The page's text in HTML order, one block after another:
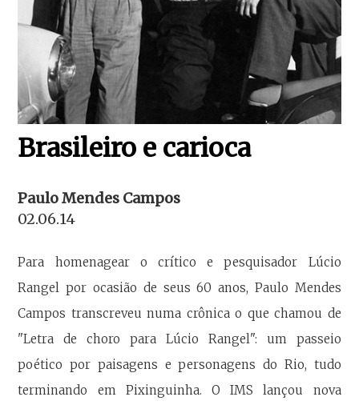
Brasileiro e carioca
Paulo Mendes Campos
02.06.14
Para homenagear o crítico e pesquisador Lúcio
Rangel por ocasião de seus 60 anos, Paulo Mendes
Campos transcreveu numa crônica o que chamou de
"Letra de choro para Lúcio Rangel": um passeio
poético por paisagens e personagens do Rio, tudo
terminando em Pixinguinha. O IMS lançou nova